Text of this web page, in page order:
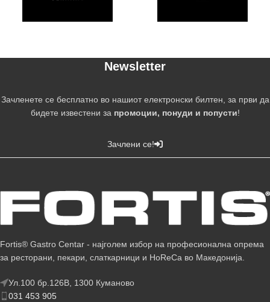
Newsletter
Зачленете се бесплатно во нашиот електронски билтен, за први да
бидете известени за промоции, понуди и попусти!
Зачлени се!
Fortis® Gastro Centar - најголем избор на професионална опрема
за ресторани, пекари, слаткарници и HoReCa во Македонија.
Ул.100 бр.126В, 1300 Куманово
031 453 905